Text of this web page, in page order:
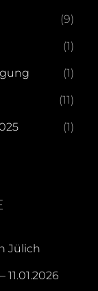
(9)
(1)
(1)
(11)
(1)
Jülich